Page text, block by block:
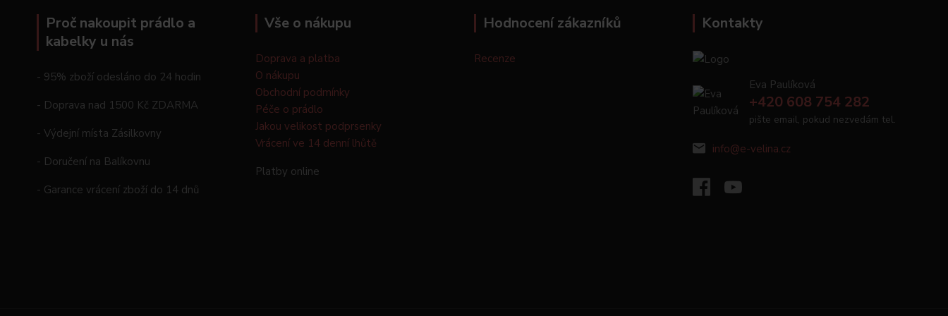
Proč nakoupit prádlo a
kabelky u nás
- 95% zboží odesláno do 24 hodin
- Doprava nad 1500 Kč ZDARMA
- Výdejní místa Zásilkovny
- Doručení na Balíkovnu
- Garance vrácení zboží do 14 dnů
Vše o nákupu
Doprava a platba
O nákupu
Obchodní podmínky
Péče o prádlo
Jakou velikost podprsenky
Vrácení ve 14 denní lhůtě
Platby online
Hodnocení zákazníků
Recenze
Kontakty
Eva Paulíková
+420 608 754 282
pište email, pokud nezvedám tel.
info@e-velina.cz